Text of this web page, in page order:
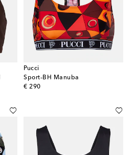
Pucci
Sport-BH Manuba
€ 290
original price